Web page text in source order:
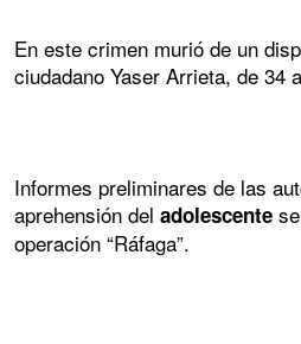
En este crimen murió de un
ciudadano Yaser Arrieta, de 34
Informes preliminares de las
aprehensión del adolescente
operación “Ráfaga”.